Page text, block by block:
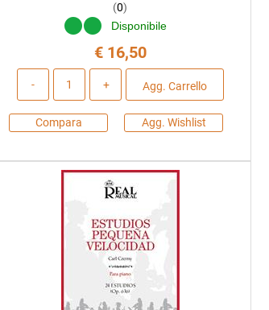
(0)
Disponibile
€ 16,50
Agg. Carrello
Compara Agg. Wishlist